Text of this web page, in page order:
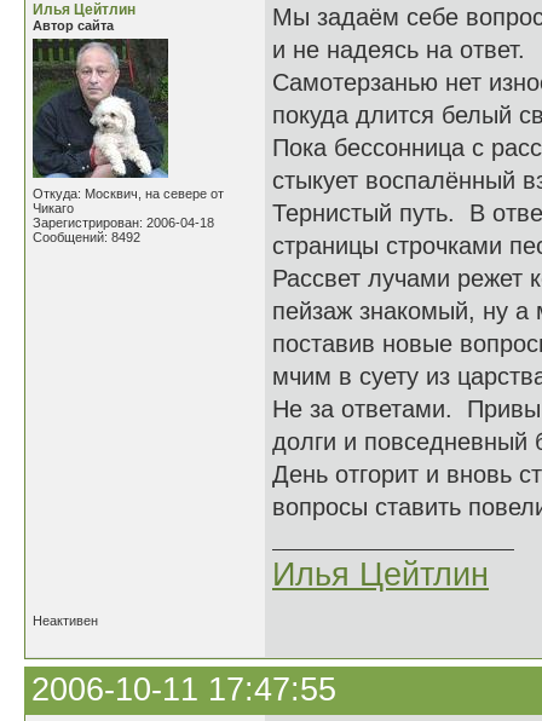
Илья Цейтлин
Автор сайта
Откуда: Москвич, на севере от
Чикаго
Зарегистрирован: 2006-04-18
Сообщений: 8492
Мы задаём себе
и не надеясь на ответ.
Самотерзанью нет
покуда длится белый
Пока бессонница с
стыкует воспалённый
Тернистый путь. В
страницы строчками
Рассвет лучами режет
пейзаж знакомый, ну а
поставив новые
мчим в суету из
Не за ответами.
долги и повседневный
День отгорит и вновь
вопросы ставить
Илья Цейтлин
Неактивен
2006-10-11 17:47:55